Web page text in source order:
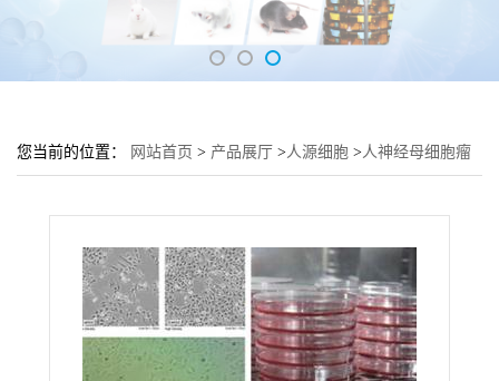
您当前的位置： 网站首页 > 产品展厅 >人源细胞 >人神经母细胞瘤